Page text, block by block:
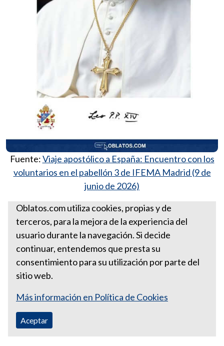
Fuente:Viaje apostólico a España: Encuentro con los
voluntarios en el pabellón 3 de IFEMA Madrid (9 de
junio de 2026)
Más reflexiones del Papa
Viaje a España Encuentro con
los voluntarios
Oblatos.com utiliza cookies, propias y de
terceros, para la mejora de la experiencia del
usuario durante la navegación. Si decide
continuar, entendemos que presta su
consentimiento para su utilización por parte del
sitio web.
Más información en Política de Cookies
Aceptar